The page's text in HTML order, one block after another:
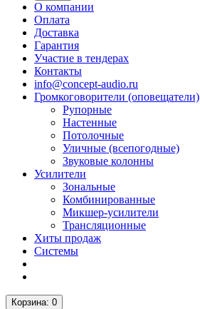
О компании
Оплата
Доставка
Гарантия
Участие в тендерах
Контакты
info@concept-audio.ru
Громкоговорители (оповещатели)
Рупорные
Настенные
Потолочные
Уличные (всепогодные)
Звуковые колонны
Усилители
Зональные
Комбинированные
Микшер-усилители
Трансляционные
Хиты продаж
Системы
Корзина: 0